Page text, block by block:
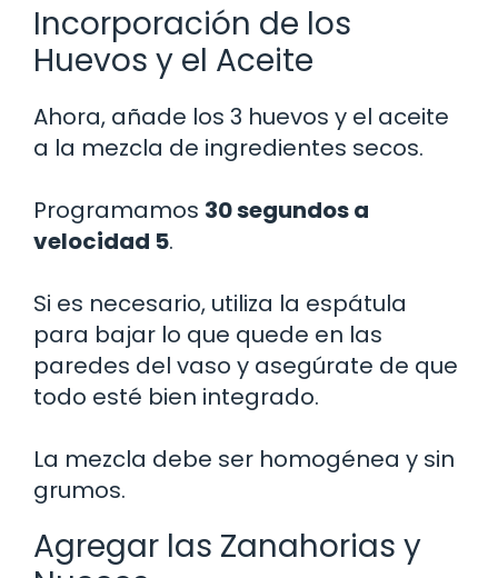
Incorporación de los
Huevos y el Aceite
Ahora, añade los 3 huevos y el aceite
a la mezcla de ingredientes secos.
Programamos 30 segundos a
velocidad 5.
Si es necesario, utiliza la espátula
para bajar lo que quede en las
paredes del vaso y asegúrate de que
todo esté bien integrado.
La mezcla debe ser homogénea y sin
grumos.
Agregar las Zanahorias y